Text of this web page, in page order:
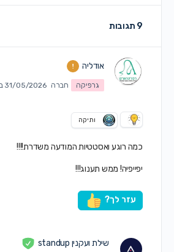
9 תגובות
אודליה
גרפיקה חברה 31/05/2026 ב5:28 pm
ותיקה
כמה רוגע ואסטטיות המודעה משדרת!!!!
יפייפיה! ממש תענוג!!!
עזר לך?
שילת ועקנין standup